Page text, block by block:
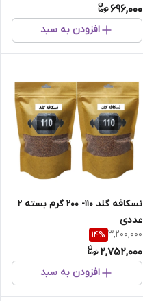
696,000
افزودن به سبد
نسکافه گلد 110- 200 گرم بسته 2
عددی
3,200,000
14%
2,752,000
افزودن به سبد